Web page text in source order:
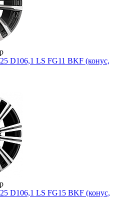
D106,1 LS FG11 BKF (конус,
D106,1 LS FG15 BKF (конус,